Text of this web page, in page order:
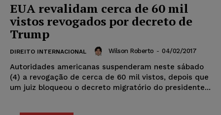
EUA revalidam cerca de 60 mil
vistos revogados por decreto de
Trump
DIREITO INTERNACIONAL Wilson Roberto - 04/02/2017
Autoridades americanas suspenderam neste sábado
(4) a revogação de cerca de 60 mil vistos, depois que
um juiz bloqueou o decreto migratório do presidente...